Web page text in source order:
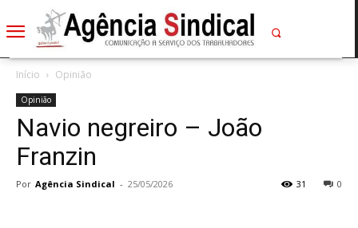
Início Opinião
Opinião
Navio negreiro – João
Franzin
Por Agência Sindical - 25/05/2026 0
31